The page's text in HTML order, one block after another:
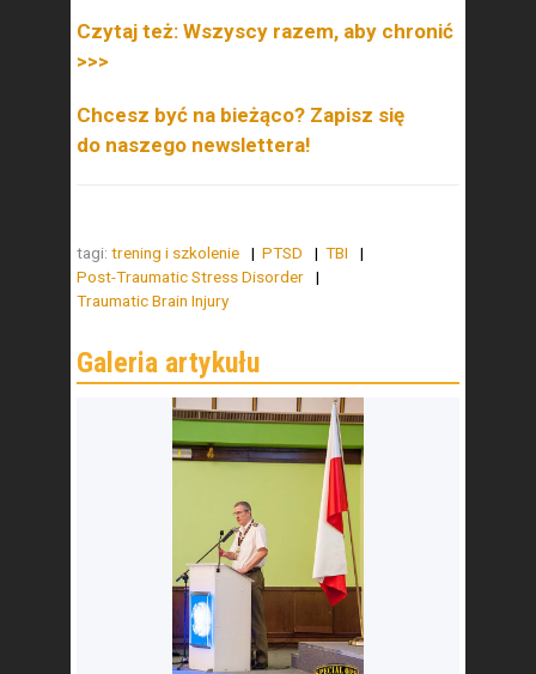
Czytaj też: Wszyscy razem, aby chronić
>>>
Chcesz być na bieżąco? Zapisz się
do naszego newslettera!
tagi: trening i szkolenie PTSD
TBI
Post-Traumatic Stress Disorder
Traumatic Brain Injury